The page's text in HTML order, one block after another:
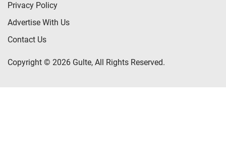
Privacy Policy
Advertise With Us
Contact Us
Copyright © 2026 Gulte, All Rights Reserved.